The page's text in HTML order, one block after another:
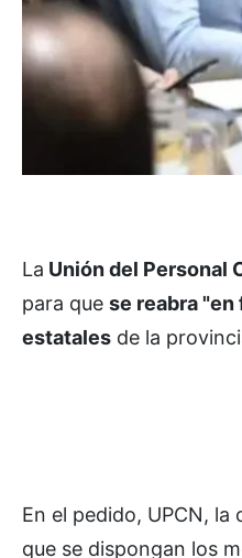
La Unión del Personal
para que se reabra
estatales de la
En el pedido, UPCN,
que se dispongan los